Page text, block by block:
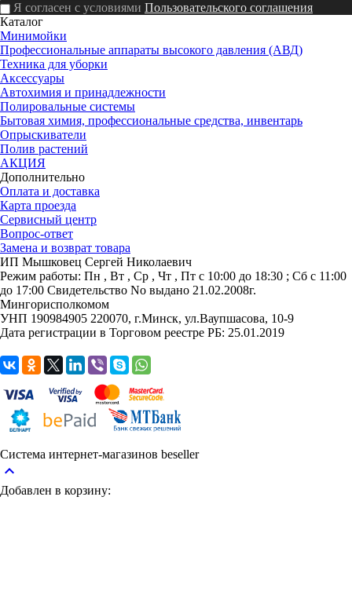
Я согласен с условиями Пользовательского соглашения
Каталог
Минимойки
Профессиональные аппараты высокого давления (АВД)
Техника для уборки
Аксессуары
Автохимия и принадлежности
Полировальные системы
Бытовая химия, профессиональные средства, инвентарь
Опрыскиватели
Полив растений
АКЦИЯ
Дополнительно
Оплата и доставка
Карта проезда
Сервисный центр
Вопрос-ответ
Замена и возврат товара
ИП Мышковец Сергей Николаевич
Режим работы: Пн , Вт , Ср , Чт , Пт c 10:00 до 18:30 ; Сб c 11:00
до 17:00 Свидетельство No выдано 21.02.2008г.
Мингорисполкомом
УНП 190984905 220070, г.Минск, ул.Ваупшасова, 10-9
Дата регистрации в Торговом реестре РБ: 25.01.2019
Система интернет-магазинов beseller
keyboard_arrow_up
Добавлен в корзину: